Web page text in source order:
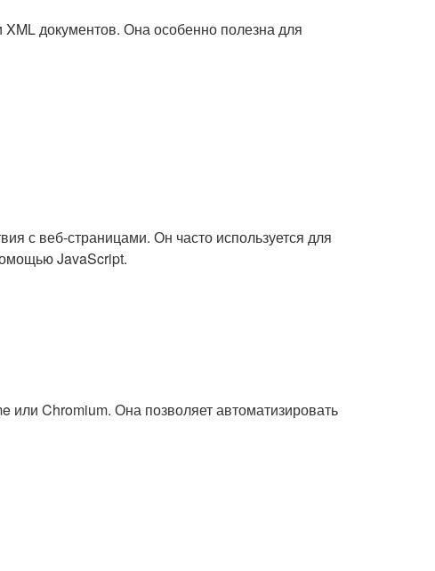
документов. Она особенно полезна для
с веб-страницами. Он часто используется для
JavaScript.
или Chromium. Она позволяет автоматизировать